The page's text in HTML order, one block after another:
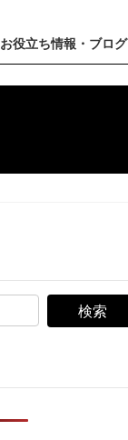
お役立ち情報・ブログ